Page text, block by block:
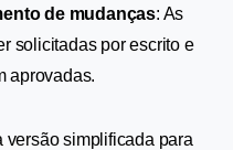
de mudanças: As
solicitadas por escrito e
aprovadas.
versão simplificada para